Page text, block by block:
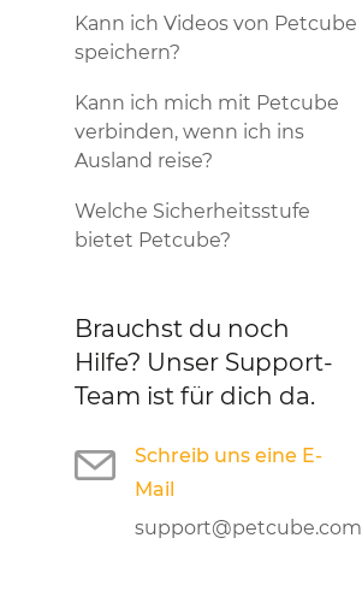
Kann ich Videos von Petcube
speichern?
Kann ich mich mit Petcube
verbinden, wenn ich ins
Ausland reise?
Welche Sicherheitsstufe
bietet Petcube?
Brauchst du noch
Hilfe? Unser Support-
Team ist für dich da.
Schreib uns eine E-
Mail
support@petcube.com